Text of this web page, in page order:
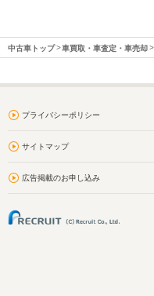
中古車トップ 車買取・車査定・車売却
プライバシーポリシー
サイトマップ
広告掲載のお申し込み